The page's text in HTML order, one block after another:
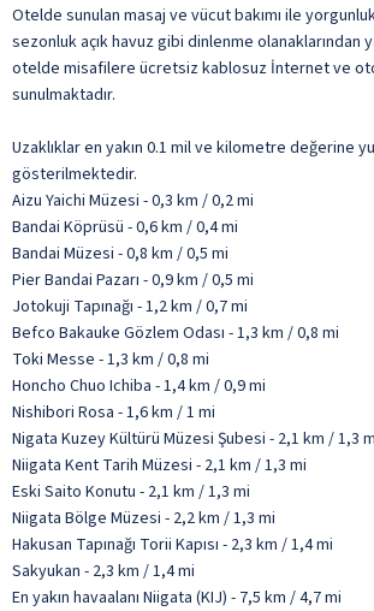
Otelde sunulan masaj ve vücut bakımı ile
sezonluk açık havuz gibi dinlenme olanaklarından
otelde misafilere ücretsiz kablosuz İnternet ve
sunulmaktadır.
Uzaklıklar en yakın 0.1 mil ve kilometre değerine
gösterilmektedir.
Aizu Yaichi Müzesi - 0,3 km / 0,2 mi
Bandai Köprüsü - 0,6 km / 0,4 mi
Bandai Müzesi - 0,8 km / 0,5 mi
Pier Bandai Pazarı - 0,9 km / 0,5 mi
Jotokuji Tapınağı - 1,2 km / 0,7 mi
Befco Bakauke Gözlem Odası - 1,3 km / 0,8 mi
Toki Messe - 1,3 km / 0,8 mi
Honcho Chuo Ichiba - 1,4 km / 0,9 mi
Nishibori Rosa - 1,6 km / 1 mi
Nigata Kuzey Kültürü Müzesi Şubesi - 2,1 km / 1,3
Niigata Kent Tarih Müzesi - 2,1 km / 1,3 mi
Eski Saito Konutu - 2,1 km / 1,3 mi
Niigata Bölge Müzesi - 2,2 km / 1,3 mi
Hakusan Tapınağı Torii Kapısı - 2,3 km / 1,4 mi
Sakyukan - 2,3 km / 1,4 mi
En yakın havaalanı Niigata (KIJ) - 7,5 km / 4,7 mi